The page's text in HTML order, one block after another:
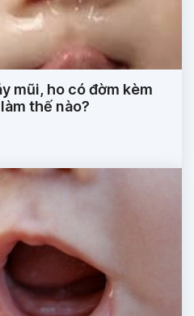
mũi, ho có đờm kèm
thế nào?